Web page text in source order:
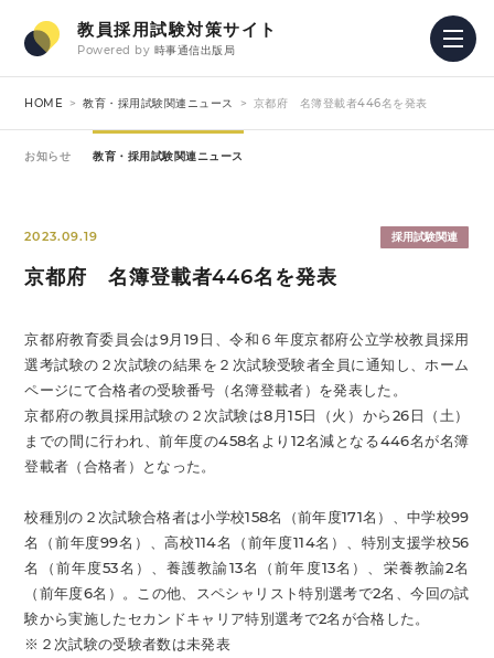
教員採用試験対策サイト
Powered by 時事通信出版局
HOME 教育・採用試験関連ニュース 京都府 名簿登載者446名を発表
お知らせ 教育・採用試験関連ニュース
2023.09.19 採用試験関連
京都府 名簿登載者446名を発表
京都府教育委員会は9月19日、令和６年度京都府公立学校教員採用
選考試験の２次試験の結果を２次試験受験者全員に通知し、ホーム
ページにて合格者の受験番号（名簿登載者）を発表した。
京都府の教員採用試験の２次試験は8月15日（火）から26日（土）
までの間に行われ、前年度の458名より12名減となる446名が名簿
登載者（合格者）となった。
校種別の２次試験合格者は小学校158名（前年度171名）、中学校99
名（前年度99名）、高校114名（前年度114名）、特別支援学校56
名（前年度53名）、養護教諭13名（前年度13名）、栄養教諭2名
（前年度6名）。この他、スペシャリスト特別選考で2名、今回の試
験から実施したセカンドキャリア特別選考で2名が合格した。
※２次試験の受験者数は未発表